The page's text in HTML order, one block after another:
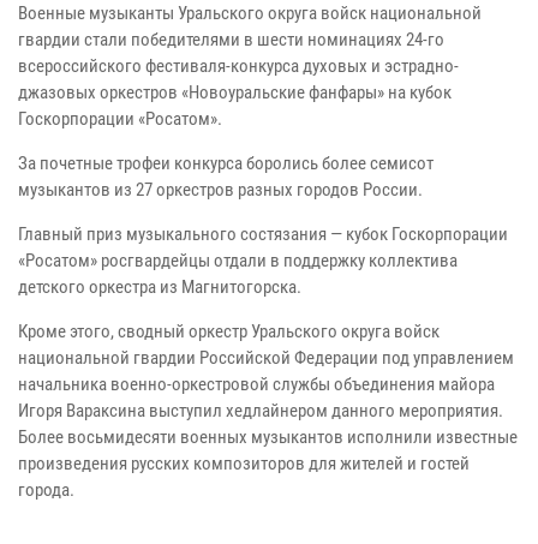
Военные музыканты Уральского округа войск национальной
гвардии стали победителями в шести номинациях 24-го
всероссийского фестиваля-конкурса духовых и эстрадно-
джазовых оркестров «Новоуральские фанфары» на кубок
Госкорпорации «Росатом».
За почетные трофеи конкурса боролись более семисот
музыкантов из 27 оркестров разных городов России.
Главный приз музыкального состязания — кубок Госкорпорации
«Росатом» росгвардейцы отдали в поддержку коллектива
детского оркестра из Магнитогорска.
Кроме этого, сводный оркестр Уральского округа войск
национальной гвардии Российской Федерации под управлением
начальника военно-оркестровой службы объединения майора
Игоря Вараксина выступил хедлайнером данного мероприятия.
Более восьмидесяти военных музыкантов исполнили известные
произведения русских композиторов для жителей и гостей
города.